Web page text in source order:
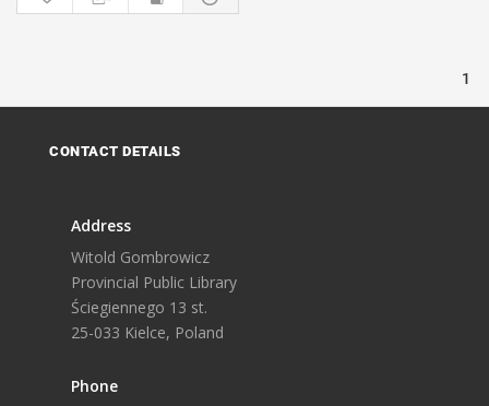
1
CONTACT DETAILS
Address
Witold Gombrowicz
Provincial Public Library
Ściegiennego 13 st.
25-033 Kielce, Poland
Phone